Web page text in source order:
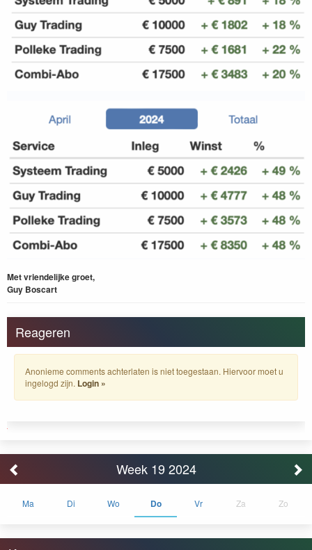
Met vriendelijke groet,
Guy Boscart
Reageren
Anonieme comments achterlaten is niet toegestaan. Hiervoor moet u
ingelogd zijn. Login »
Week 19 2024
Ma Di Wo Do Vr Za Zo